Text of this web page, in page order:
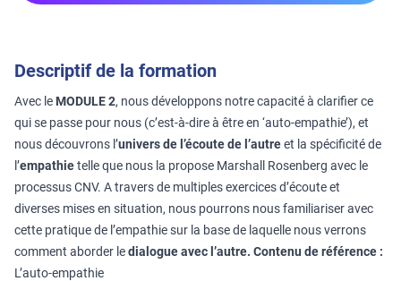
Descriptif de la formation
Avec le MODULE 2, nous développons notre capacité à clarifier ce
qui se passe pour nous (c’est-à-dire à être en ‘auto-empathie’), et
nous découvrons l’univers de l’écoute de l’autreet la spécificité de
l’empathietelle que nous la propose Marshall Rosenberg avec le
processus CNV. A travers de multiples exercices d’écoute et
diverses mises en situation, nous pourrons nous familiariser avec
cette pratique de l’empathie sur la base de laquelle nous verrons
comment aborder ledialogue avec l’autre. Contenu de référence :
L’auto-empathie